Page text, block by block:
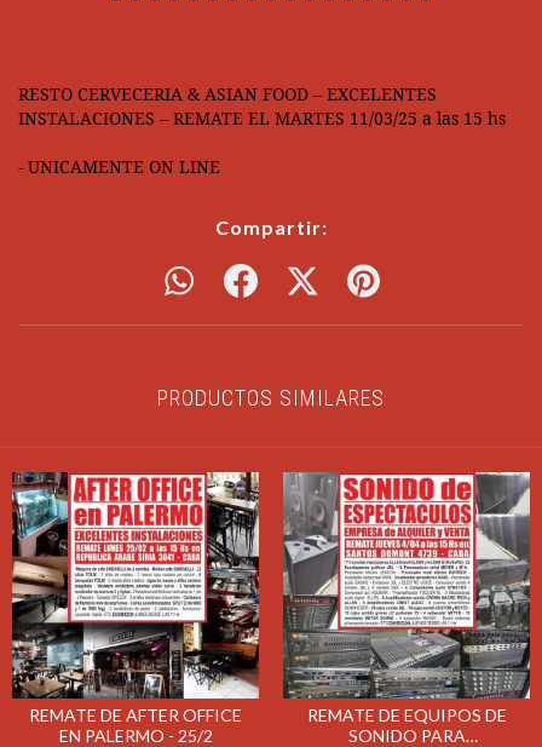
RESTO CERVECERIA & ASIAN FOOD – EXCELENTES
INSTALACIONES – REMATE EL MARTES 11/03/25 a las 15 hs
- UNICAMENTE ON LINE
Compartir:
PRODUCTOS SIMILARES
REMATE DE AFTER OFFICE
EN PALERMO - 25/2
REMATE DE EQUIPOS DE
SONIDO PARA